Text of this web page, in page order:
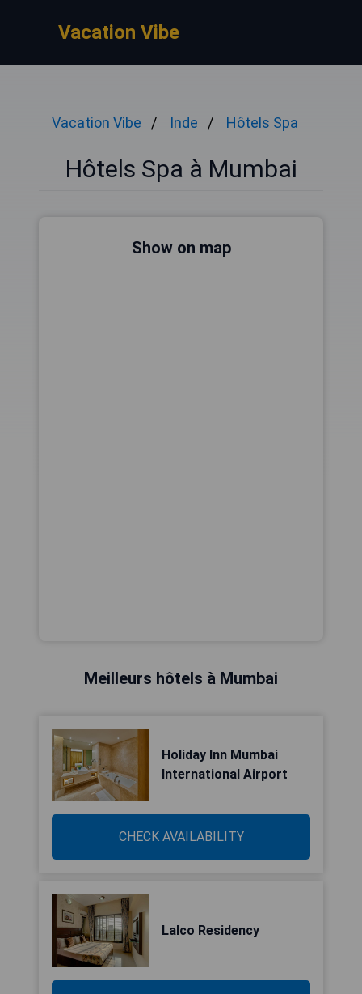
Vacation Vibe
Vacation Vibe Inde Hôtels Spa
Hôtels Spa à Mumbai
Show on map
Meilleurs hôtels à Mumbai
Holiday Inn Mumbai
International Airport
CHECK AVAILABILITY
Lalco Residency